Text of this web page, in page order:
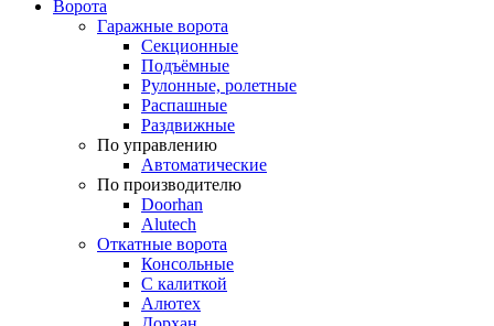
Ворота
Гаражные ворота
Секционные
Подъёмные
Рулонные, ролетные
Распашные
Раздвижные
По управлению
Автоматические
По производителю
Doorhan
Alutech
Откатные ворота
Консольные
С калиткой
Алютех